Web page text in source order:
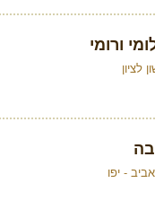
ורומי